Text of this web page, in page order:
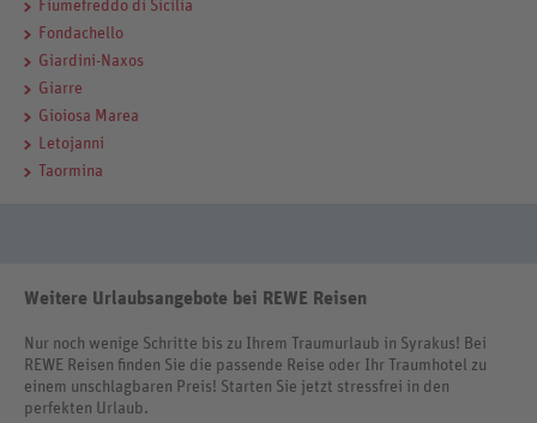
Fiumefreddo di Sicilia
Fondachello
Giardini-Naxos
Giarre
Gioiosa Marea
Letojanni
Taormina
Weitere Urlaubsangebote bei REWE Reisen
Nur noch wenige Schritte bis zu Ihrem Traumurlaub in Syrakus! Bei
REWE Reisen finden Sie die passende Reise oder Ihr Traumhotel zu
einem unschlagbaren Preis! Starten Sie jetzt stressfrei in den
perfekten Urlaub.